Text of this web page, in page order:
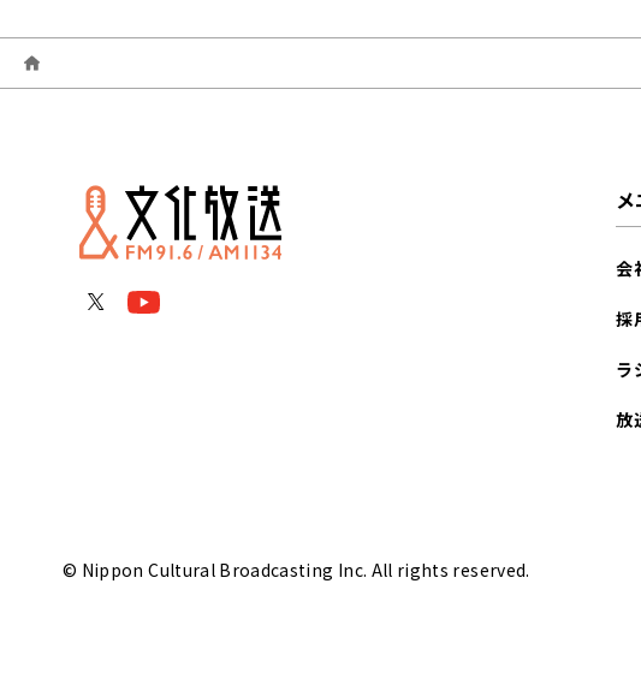
メ
会
採
ラ
放
© Nippon Cultural Broadcasting Inc. All rights reserved.